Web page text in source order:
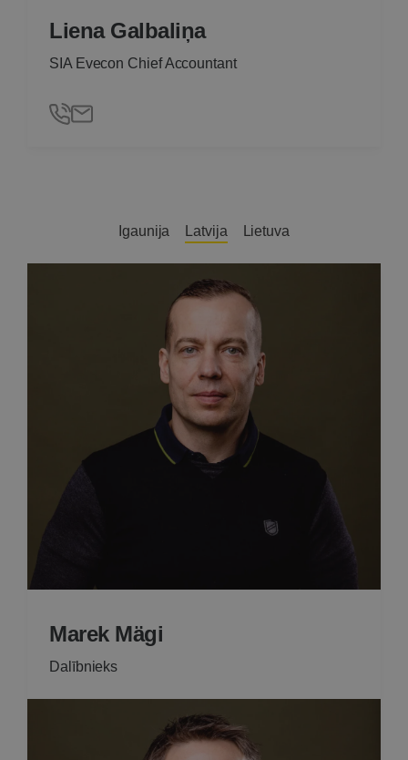
Liena Galbaliņa
SIA Evecon Chief Accountant
Igaunija Latvija Lietuva
Marek Mägi
Dalībnieks